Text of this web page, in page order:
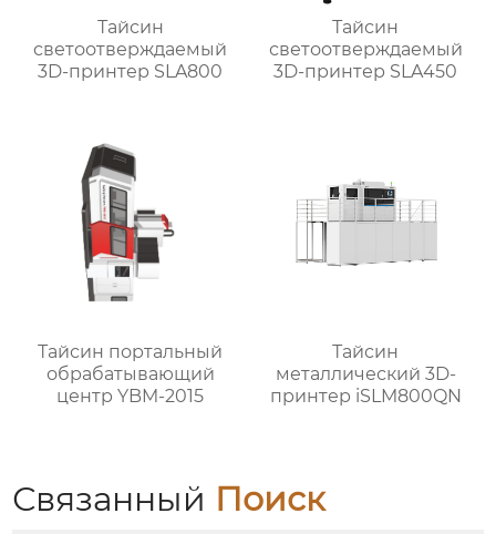
Тайсин
светоотверждаемый
3D-принтер SLA800
Тайсин
светоотверждаемый
3D-принтер SLA450
Тайсин портальный
обрабатывающий
центр YBM-2015
Тайсин
металлический 3D-
принтер iSLM800QN
Связанный Поиск